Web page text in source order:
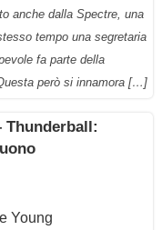
anche dalla Spectre, una
tempo una segretaria
fa parte della
però si innamora […]
Thunderball:
Young